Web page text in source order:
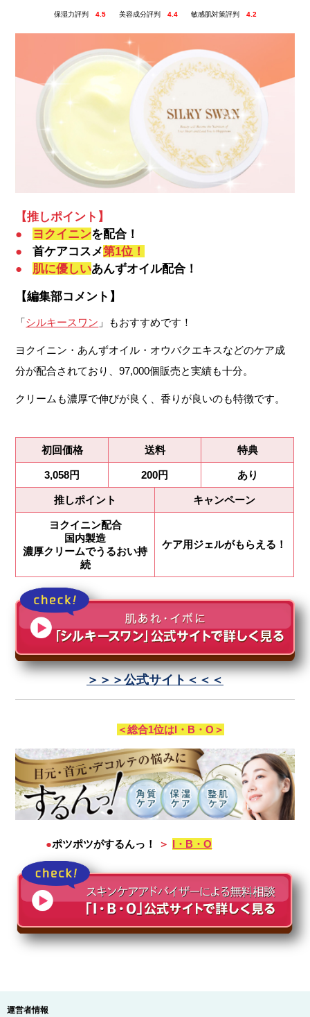
保湿力評判 4.5 美容成分評判 4.4 敏感肌対策評判 4.2
【推しポイント】
●
ヨクイニンを配合！
●
首ケアコスメ第1位！
●
肌に優しいあんずオイル配合！
【編集部コメント】
「シルキースワン 」もおすすめです！
ヨクイニン・あんずオイル・オウバクエキスなどのケア成
分が配合されており、97,000個販売と実績も十分。
クリームも濃厚で伸びが良く、香りが良いのも特徴です。
初回価格 送料 特典
3,058円 200円 あり
推しポイント キャンペーン
ヨクイニン配合
国内製造
濃厚クリームでうるおい持
続
ケア用ジェルがもらえる！
＞＞＞公式サイト＜＜＜
＜総合1位はI・B・O＞
●ポツポツがするんっ！ ＞ I・B・O
運営者情報